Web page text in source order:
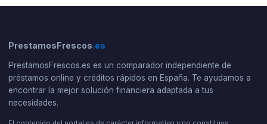
PrestamosFrescos.es
PrestamosFrescos.es es un comparador independiente de
préstamos online y créditos rápidos en España. Te ayudamos a
encontrar la mejor solución financiera adaptada a tus
necesidades.